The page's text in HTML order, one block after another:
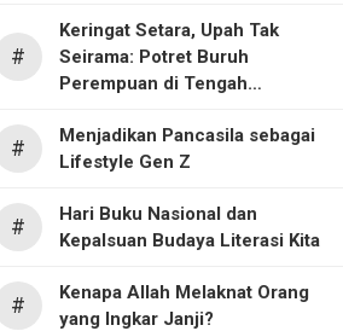
#
Keringat Setara, Upah Tak
Seirama: Potret Buruh
Perempuan di Tengah
#
Menjadikan Pancasila sebagai
Lifestyle Gen Z
#
Hari Buku Nasional dan
Kepalsuan Budaya Literasi Kita
#
Kenapa Allah Melaknat Orang
yang Ingkar Janji?